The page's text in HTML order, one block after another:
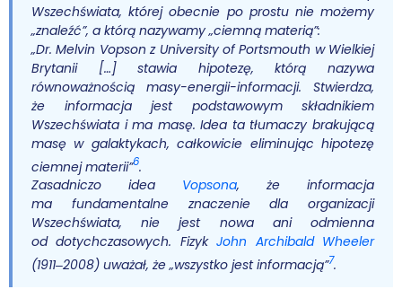
Wszechświata, której obecnie po prostu nie możemy
„znaleźć”, a którą nazywamy „ciemną materią”:
„Dr. Melvin Vopson z University of Portsmouth w Wielkiej
Brytanii […] stawia hipotezę, którą nazywa
równoważnością masy-energii-informacji. Stwierdza,
że informacja jest podstawowym składnikiem
Wszechświata i ma masę. Idea ta tłumaczy brakującą
masę w galaktykach, całkowicie eliminując hipotezę
ciemnej materii”6.
Zasadniczo idea Vopsona, że informacja
ma fundamentalne znaczenie dla organizacji
Wszechświata, nie jest nowa ani odmienna
od dotychczasowych. FizykJohn Archibald Wheeler
(1911‒2008) uważał, że „wszystko jest informacją”7.